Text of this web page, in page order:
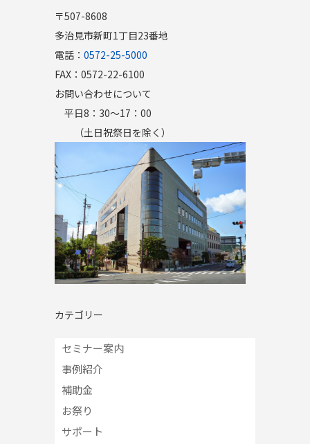
〒507-8608
多治見市新町1丁目23番地
電話： 0572-25-5000
FAX：0572-22-6100
お問い合わせについて
平日8：30～17：00
（土日祝祭日を除く）
カテゴリー
セミナー案内
事例紹介
補助金
お祭り
サポート